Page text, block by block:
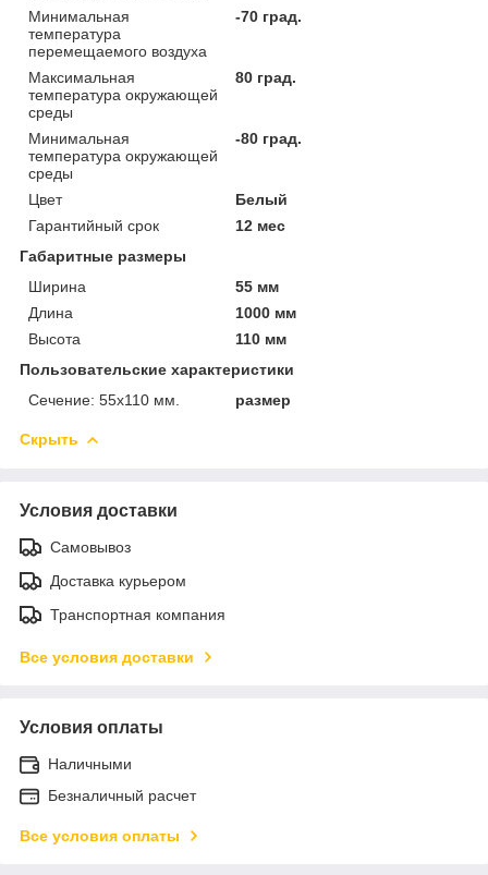
Минимальная
температура
перемещаемого воздуха
-70 град.
Максимальная
температура окружающей
среды
80 град.
Минимальная
температура окружающей
среды
-80 град.
Цвет
Белый
Гарантийный срок
12 мес
Габаритные размеры
Ширина
55 мм
Длина
1000 мм
Высота
110 мм
Пользовательские характеристики
Сечение: 55х110 мм.
размер
Скрыть
Условия доставки
Самовывоз
Доставка курьером
Транспортная компания
Все условия доставки
Условия оплаты
Наличными
Безналичный расчет
Все условия оплаты